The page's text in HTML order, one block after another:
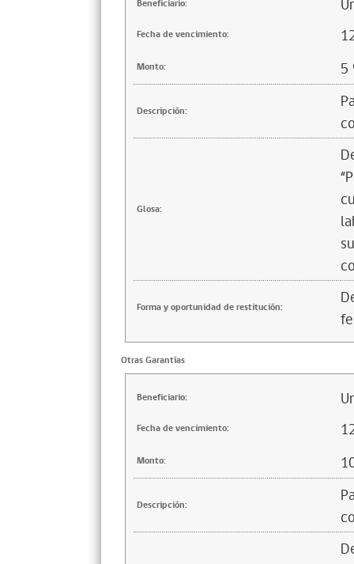
Beneficiario:
Fecha de vencimiento:
Monto: 5
Descripción:
Glosa:
Forma y oportunidad de restitución:
Otras Garantías
Beneficiario:
Fecha de vencimiento:
Monto:
Descripción: